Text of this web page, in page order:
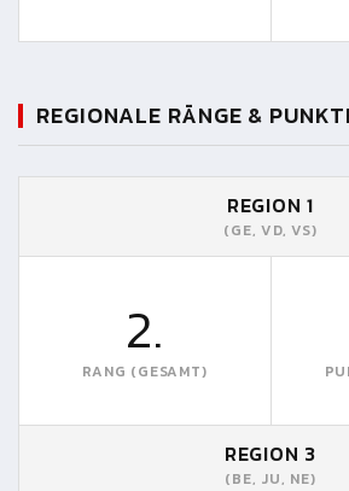
REGIONALE RÄNGE &
REGION 1
(GE, VD, VS)
2.
RANG (GESAMT)
REGION 3
(BE, JU, NE)